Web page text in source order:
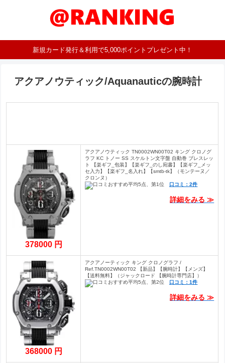
新規カード発行＆利用で5,000ポイントプレゼント中！
アクアノウティック/Aquanauticの腕時計
378000 円
アクアノウティック TN0002WN00T02 キング クロノグ
ラフ KC トノー SS スケルトン文字盤 自動巻 ブレスレッ
ト 【楽ギフ_包装】【楽ギフ_のし宛書】【楽ギフ_メッ
セ入力】【楽ギフ_名入れ】【smtb-tk】（モンテーヌ／
クロンヌ）
口コミ：2件
詳細をみる ≫
368000 円
アクアノーティック キング クロノグラフ /
Ref.TN0002WN00T02 【新品】【腕時計】【メンズ】
【送料無料】（ジャックロード 【腕時計専門店】）
口コミ：1件
詳細をみる ≫